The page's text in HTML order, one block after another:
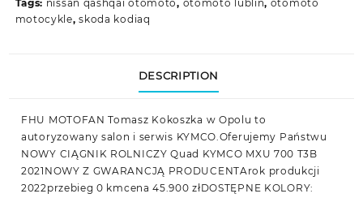
Tags: nissan qashqai otomoto, otomoto lublin, otomoto
motocykle,skoda kodiaq
DESCRIPTION
FHU MOTOFAN Tomasz Kokoszka w Opolu to
autoryzowany salon i serwis KYMCO.Oferujemy Państwu
NOWY CIĄGNIK ROLNICZY Quad KYMCO MXU 700 T3B
2021NOWY Z GWARANCJĄ PRODUCENTArok produkcji
2022przebieg 0 kmcena 45.900 złDOSTĘPNE KOLORY: